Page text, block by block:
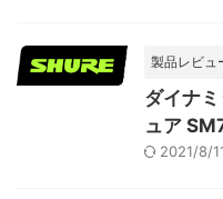
製品レビュ
ダイナ
ュア
2021/8/